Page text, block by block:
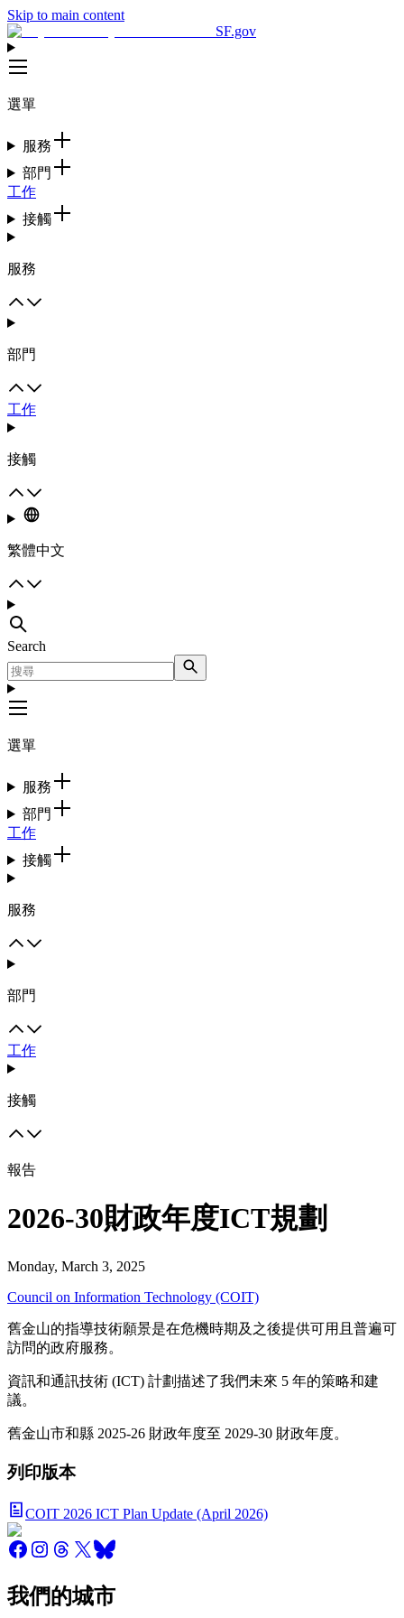
Skip to main content
SF.gov
選單
服務
部門
工作
接觸
服務
部門
工作
接觸
繁體中文
Search
選單
服務
部門
工作
接觸
服務
部門
工作
接觸
報告
2026-30財政年度ICT規劃
Monday, March 3, 2025
Council on Information Technology (COIT)
舊金山的指導技術願景是在危機時期及之後提供可用且普遍可
訪問的政府服務。
資訊和通訊技術 (ICT) 計劃描述了我們未來 5 年的策略和建
議。
舊金山市和縣 2025-26 財政年度至 2029-30 財政年度。
列印版本
COIT 2026 ICT Plan Update (April 2026)
我們的城市